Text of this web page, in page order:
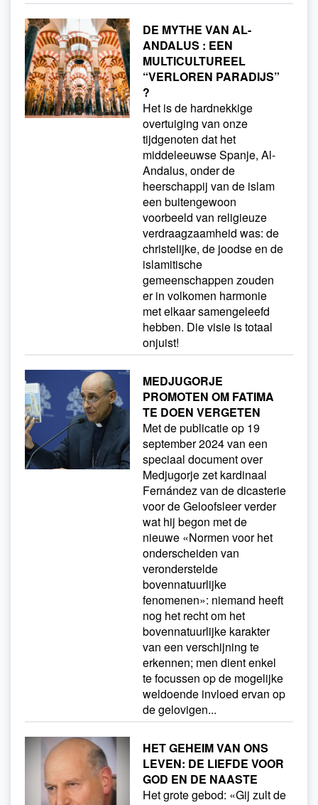
DE MYTHE VAN AL-
ANDALUS : EEN
MULTICULTUREEL
“VERLOREN PARADIJS”
?
Het is de hardnekkige
overtuiging van onze
tijdgenoten dat het
middeleeuwse Spanje, Al-
Andalus, onder de
heerschappij van de islam
een buitengewoon
voorbeeld van religieuze
verdraagzaamheid was: de
christelijke, de joodse en de
islamitische
gemeenschappen zouden
er in volkomen harmonie
met elkaar samengeleefd
hebben. Die visie is totaal
onjuist!
MEDJUGORJE
PROMOTEN OM FATIMA
TE DOEN VERGETEN
Met de publicatie op 19
september 2024 van een
speciaal document over
Medjugorje zet kardinaal
Fernández van de dicasterie
voor de Geloofsleer verder
wat hij begon met de
nieuwe «Normen voor het
onderscheiden van
veronderstelde
bovennatuurlijke
fenomenen»: niemand heeft
nog het recht om het
bovennatuurlijke karakter
van een verschijning te
erkennen; men dient enkel
te focussen op de mogelijke
weldoende invloed ervan op
de gelovigen...
HET GEHEIM VAN ONS
LEVEN: DE LIEFDE VOOR
GOD EN DE NAASTE
Het grote gebod: «Gij zult de